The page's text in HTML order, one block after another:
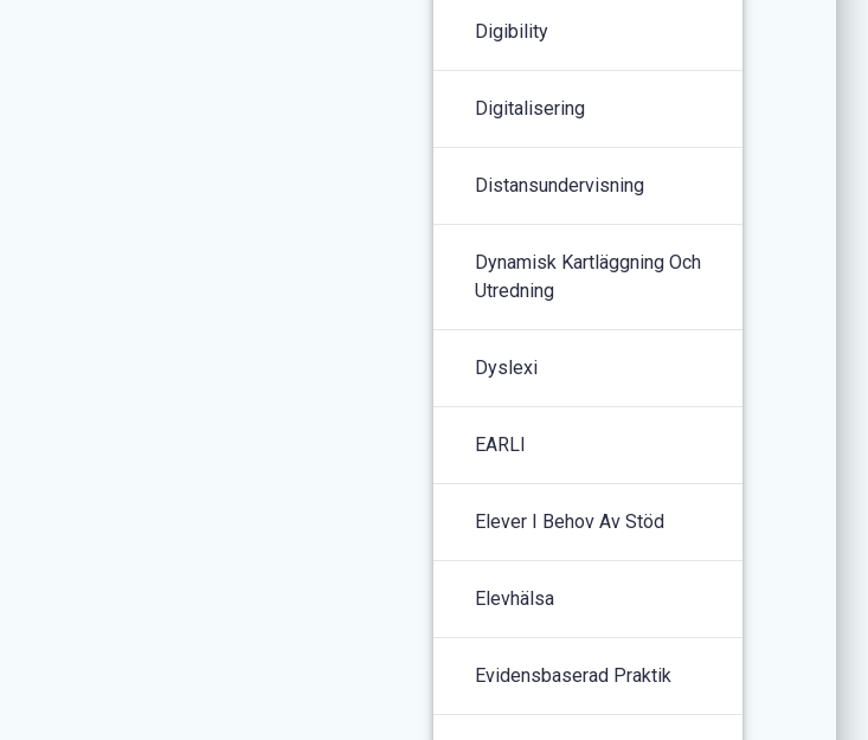
Digibility
Digitalisering
Distansundervisning
Dynamisk Kartläggning Och
Utredning
Dyslexi
EARLI
Elever I Behov Av Stöd
Elevhälsa
Evidensbaserad Praktik